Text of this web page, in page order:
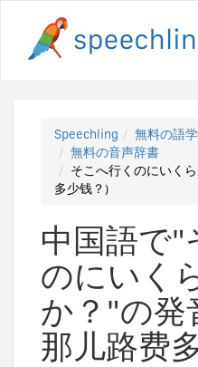
Speechling
無料の語
無料の音声辞書
そこへ行くのにいく
多少钱？)
中国語で"
のにいく
か？"の発
那儿路费